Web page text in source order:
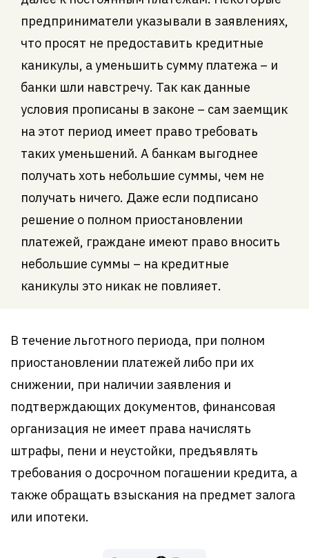
предприниматели указывали в заявлениях,
что просят не предоставить кредитные
каникулы, а уменьшить сумму платежа – и
банки шли навстречу. Так как данные
условия прописаны в законе – сам заемщик
на этот период имеет право требовать
таких уменьшений. А банкам выгоднее
получать хоть небольшие суммы, чем не
получать ничего. Даже если подписано
решение о полном приостановлении
платежей, граждане имеют право вносить
небольшие суммы – на кредитные
каникулы это никак не повлияет.
В течение льготного периода, при полном
приостановлении платежей либо при их
снижении, при наличии заявления и
подтверждающих документов, финансовая
организация не имеет права начислять
штрафы, пени и неустойки, предъявлять
требования о досрочном погашении кредита, а
также обращать взыскания на предмет залога
или ипотеки.